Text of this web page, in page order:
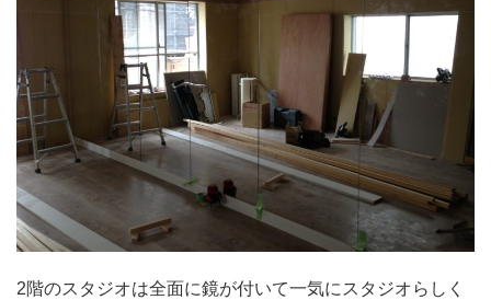
2階のスタジオは全面に鏡が付いて一気にスタジオらしく